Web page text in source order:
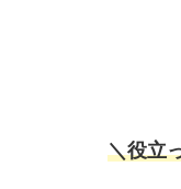
＼役立